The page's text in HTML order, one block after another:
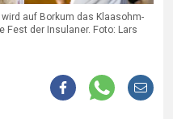
auf Borkum das Klaasohm-
der Insulaner. Foto: Lars